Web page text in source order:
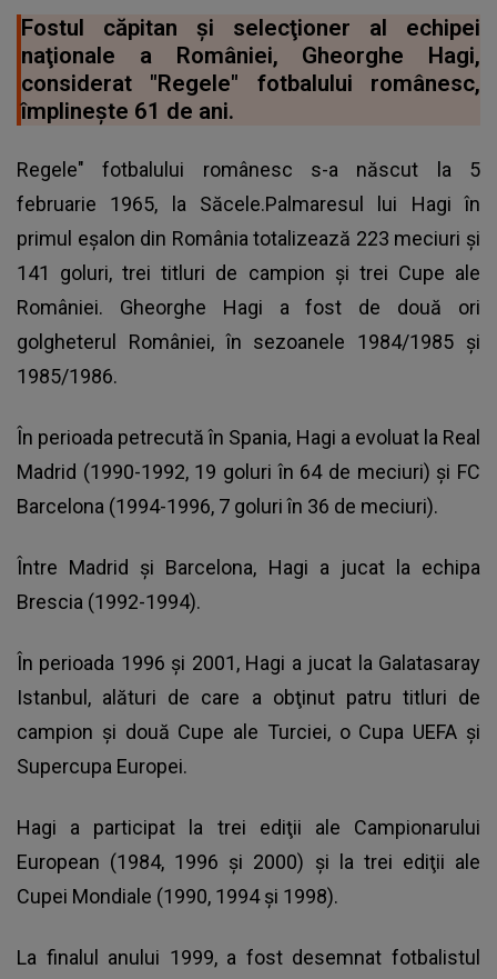
Fostul căpitan şi selecţioner al echipei
naţionale a României, Gheorghe Hagi,
considerat "Regele" fotbalului românesc,
împlineşte 61 de ani.
Regele" fotbalului românesc s-a născut la 5
februarie 1965, la Săcele.Palmaresul lui Hagi în
primul eşalon din România totalizează 223 meciuri şi
141 goluri, trei titluri de campion şi trei Cupe ale
României. Gheorghe Hagi a fost de două ori
golgheterul României, în sezoanele 1984/1985 şi
1985/1986.
În perioada petrecută în Spania, Hagi a evoluat la Real
Madrid (1990-1992, 19 goluri în 64 de meciuri) şi FC
Barcelona (1994-1996, 7 goluri în 36 de meciuri).
Între Madrid şi Barcelona, Hagi a jucat la echipa
Brescia (1992-1994).
În perioada 1996 şi 2001, Hagi a jucat la Galatasaray
Istanbul, alături de care a obţinut patru titluri de
campion şi două Cupe ale Turciei, o Cupa UEFA şi
Supercupa Europei.
Hagi a participat la trei ediţii ale Campionarului
European (1984, 1996 şi 2000) şi la trei ediţii ale
Cupei Mondiale (1990, 1994 şi 1998).
La finalul anului 1999, a fost desemnat fotbalistul